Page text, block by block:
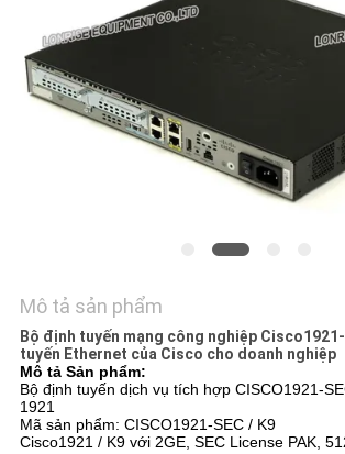
TIN
TỨC
SITEMAP
CHÍNH
SÁCH
Mô tả sản phẩm
Bộ định tuyến mạng công nghiệp
tuyến Ethernet của Cisco cho doanh nghiệp
Mô tả Sản phẩm:
Bộ định tuyến dịch vụ tích hợp CISCO1921-
1921
Mã sản phẩm: CISCO1921-SEC / K9
Cisco1921 / K9 với 2GE, SEC License PAK,